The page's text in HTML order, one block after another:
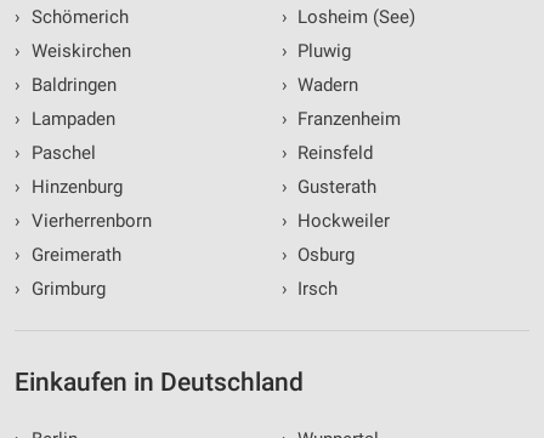
› Schömerich
› Weiskirchen
›
Baldringen
›
Lampaden
›
Paschel
›
Hinzenburg
› Vierherrenborn
›
Greimerath
›
Grimburg
› Losheim (See)
› Pluwig
› Wadern
› Franzenheim
› Reinsfeld
› Gusterath
› Hockweiler
› Osburg
› Irsch
Einkaufen in Deutschland